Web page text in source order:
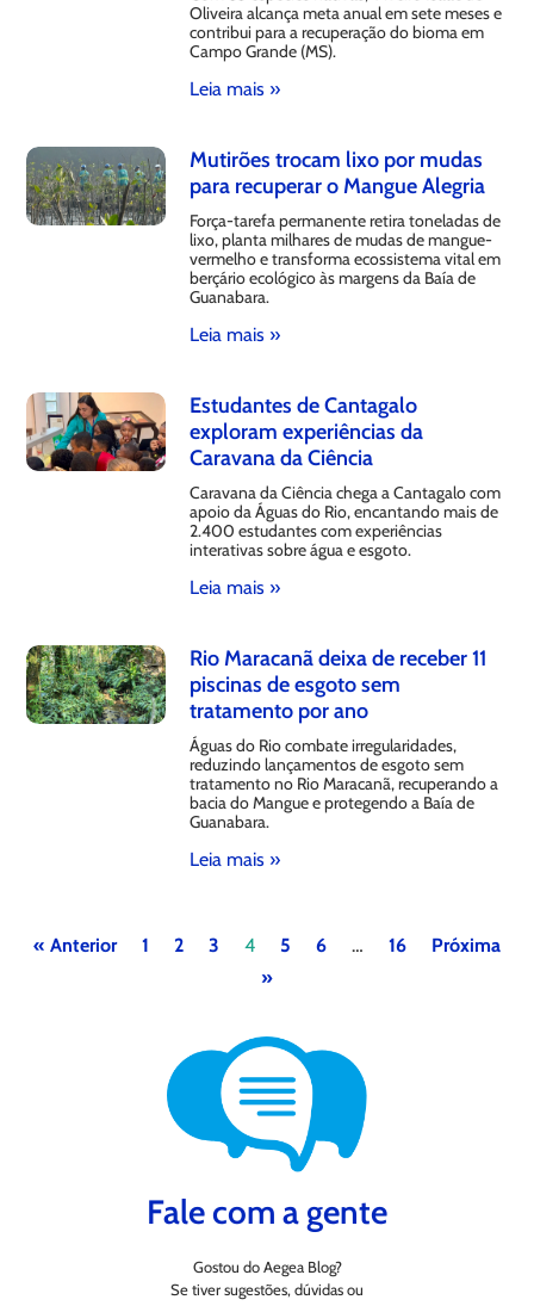
Oliveira alcança meta anual em sete meses e
contribui para a recuperação do bioma em
Campo Grande (MS).
Leia mais »
Mutirões trocam lixo por mudas
para recuperar o Mangue Alegria
Força-tarefa permanente retira toneladas de
lixo, planta milhares de mudas de mangue-
vermelho e transforma ecossistema vital em
berçário ecológico às margens da Baía de
Guanabara.
Leia mais »
Estudantes de Cantagalo
exploram experiências da
Caravana da Ciência
Caravana da Ciência chega a Cantagalo com
apoio da Águas do Rio, encantando mais de
2.400 estudantes com experiências
interativas sobre água e esgoto.
Leia mais »
Rio Maracanã deixa de receber 11
piscinas de esgoto sem
tratamento por ano
Águas do Rio combate irregularidades,
reduzindo lançamentos de esgoto sem
tratamento no Rio Maracanã, recuperando a
bacia do Mangue e protegendo a Baía de
Guanabara.
Leia mais »
« Anterior 1 2 3 4 5 6 … 16
Próxima
»
Fale com a gente
Gostou do Aegea Blog?
Se tiver sugestões, dúvidas ou